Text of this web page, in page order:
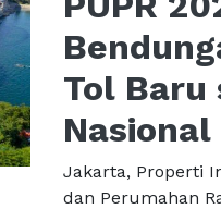
Tol
Nasional
Jakarta, Properti
dan Perumahan